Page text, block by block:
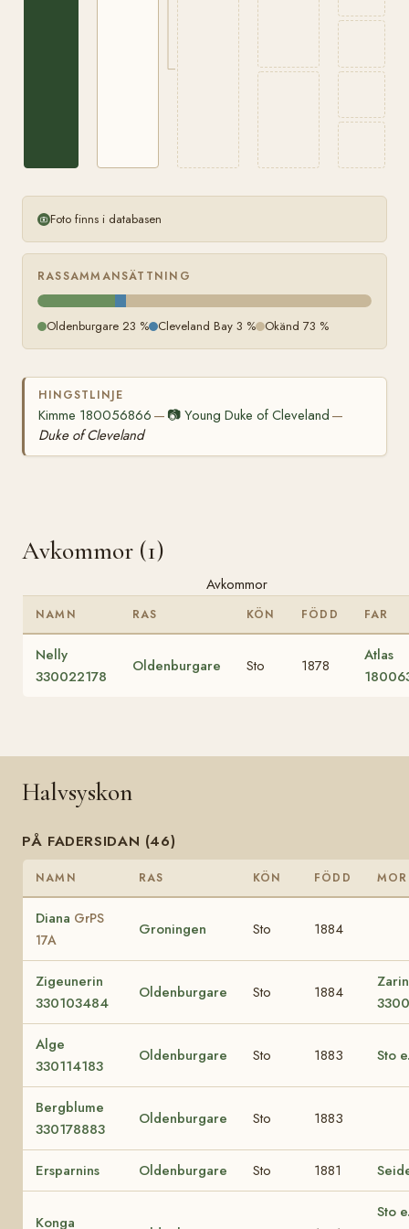
Foto finns i databasen
RASSAMMANSÄTTNING
Oldenburgare 23 % Cleveland Bay 3 % Okänd 73 %
HINGSTLINJE
Kimme 180056866 — 📷Young Duke of Cleveland —
Duke of Cleveland
Avkommor (1)
Avkommor
NAMN RAS KÖN FÖDD FAR
Nelly
330022178
Oldenburgare Sto 1878
Atlas
Halvsyskon
PÅ FADERSIDAN (46)
NAMN RAS KÖN FÖDD MOR
Diana GrPS
17A
Groningen Sto 1884
Zigeunerin
330103484
Oldenburgare Sto 1884
Alge
330114183
Oldenburgare Sto 1883 Sto
Bergblume
330178883
Oldenburgare Sto 1883
Ersparnins Oldenburgare Sto 1881
Konga
Sto